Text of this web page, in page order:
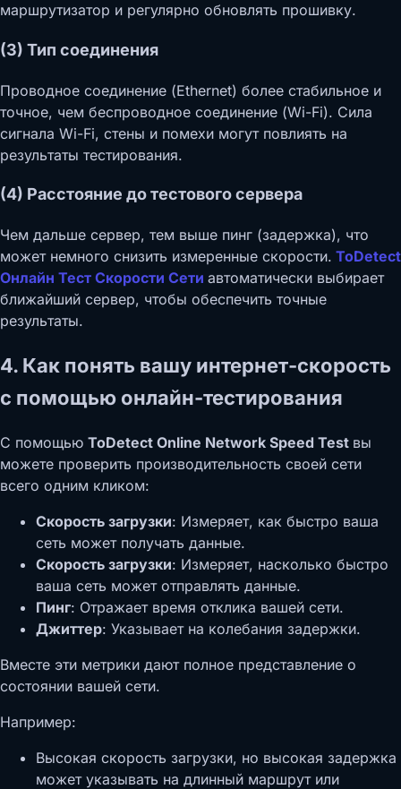
маршрутизатор и регулярно обновлять прошивку.
(3) Тип соединения
Проводное соединение (Ethernet) более стабильное и
точное, чем беспроводное соединение (Wi-Fi). Сила
сигнала Wi-Fi, стены и помехи могут повлиять на
результаты тестирования.
(4) Расстояние до тестового сервера
Чем дальше сервер, тем выше пинг (задержка), что
может немного снизить измеренные скорости. ToDetect
Онлайн Тест Скорости Сети автоматически выбирает
ближайший сервер, чтобы обеспечить точные
результаты.
4. Как понять вашу интернет-скорость
с помощью онлайн-тестирования
С помощью ToDetect Online Network Speed Test вы
можете проверить производительность своей сети
всего одним кликом:
Скорость загрузки: Измеряет, как быстро ваша
сеть может получать данные.
Скорость загрузки: Измеряет, насколько быстро
ваша сеть может отправлять данные.
Пинг: Отражает время отклика вашей сети.
Джиттер: Указывает на колебания задержки.
Вместе эти метрики дают полное представление о
состоянии вашей сети.
Например:
Высокая скорость загрузки, но высокая задержка
может указывать на длинный маршрут или